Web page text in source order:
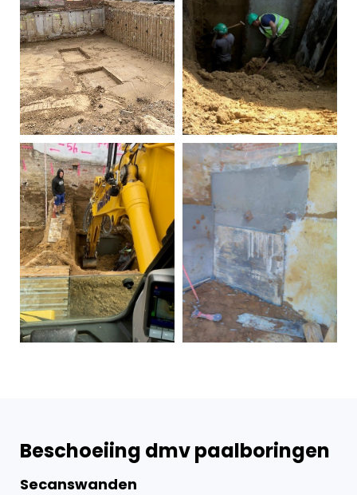
Beschoeiing dmv paalboringen
Secanswanden